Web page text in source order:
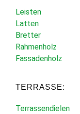
Leisten
Latten
Bretter
Rahmenholz
Fassadenholz
TERRASSE:
Terrassendielen